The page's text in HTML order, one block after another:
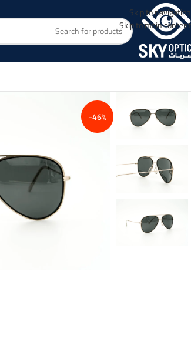
Skip to navigation
Skip to main content
-46%